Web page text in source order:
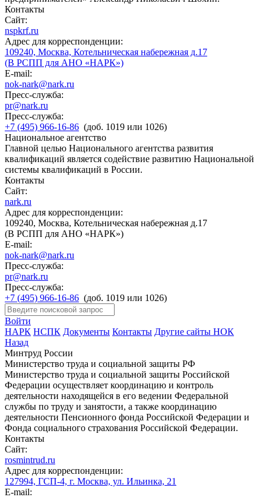
Контакты
Сайт:
nspkrf.ru
Адрес для корреспонденции:
109240, Москва, Котельническая набережная д.17
(В РСПП для АНО «НАРК»)
E-mail:
nok-nark@nark.ru
Пресс-служба:
pr@nark.ru
Пресс-служба:
+7 (495) 966-16-86 (доб. 1019 или 1026)
Национальное агентство
Главной целью Национального агентства развития
квалификаций является содействие развитию Национальной
системы квалификаций в России.
Контакты
Сайт:
nark.ru
Адрес для корреспонденции:
109240, Москва, Котельническая набережная д.17
(В РСПП для АНО «НАРК»)
E-mail:
nok-nark@nark.ru
Пресс-служба:
pr@nark.ru
Пресс-служба:
+7 (495) 966-16-86 (доб. 1019 или 1026)
Войти
НАРК НСПК Документы Контакты Другие сайты НОК
Назад
Минтруд России
Министерство труда и социальной защиты РФ
Министерство труда и социальной защиты Российской
Федерации осуществляет координацию и контроль
деятельности находящейся в его ведении Федеральной
службы по труду и занятости, а также координацию
деятельности Пенсионного фонда Российской Федерации и
Фонда социального страхования Российской Федерации.
Контакты
Сайт:
rosmintrud.ru
Адрес для корреспонденции:
127994, ГСП-4, г. Москва, ул. Ильинка, 21
E-mail: